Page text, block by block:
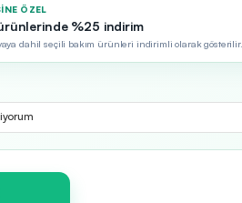
ÖZEL
%25 indirim
dahil seçili bakım ürünleri indirimli olarak gösterilir.